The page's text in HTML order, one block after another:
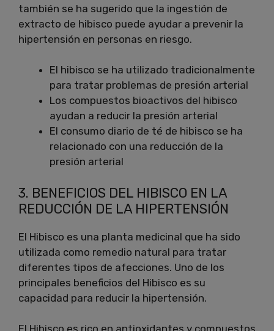
también se ha sugerido que la ingestión de
extracto de hibisco puede ayudar a prevenir la
hipertensión en personas en riesgo.
El hibisco se ha utilizado tradicionalmente
para tratar problemas de presión arterial
Los compuestos bioactivos del hibisco
ayudan a reducir la presión arterial
El consumo diario de té de hibisco se ha
relacionado con una reducción de la
presión arterial
3. BENEFICIOS DEL HIBISCO EN LA
REDUCCIÓN DE LA HIPERTENSIÓN
El Hibisco es una planta medicinal que ha sido
utilizada como remedio natural para tratar
diferentes tipos de afecciones. Uno de los
principales beneficios del Hibisco es su
capacidad para reducir la hipertensión.